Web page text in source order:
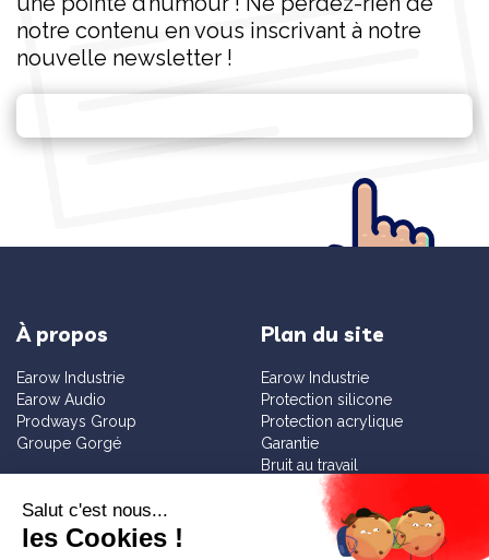
notre contenu en vous inscrivant à notre
nouvelle newsletter !
À propos
Earow Industrie
Earow Audio
Prodways Group
Groupe Gorgé
Plan du site
Earow Industrie
Protection silicone
Protection acrylique
Garantie
Bruit au travail
Sensibilisation
Services Informations